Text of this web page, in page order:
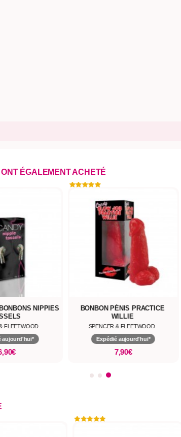
ÉGALEMENT ACHETÉ
NIPPIES
FLEETWOOD
aujourd'hui*
BONBON PÉNIS PRACTICE
WILLIE
SPENCER & FLEETWOOD
Expédié aujourd'hui*
7,90€